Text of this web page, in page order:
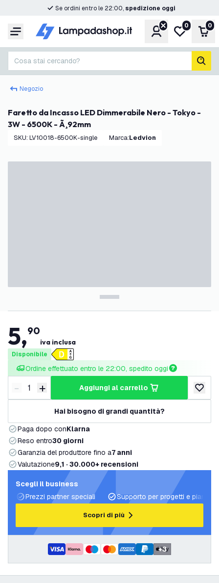
Se ordini entro le 22:00, spedizione oggi
Menu Account
Lista
0 0
Cosa stai cercando?
Negozio
Faretto da Incasso LED Dimmerabile Nero - Tokyo -
3W - 6500K - Ã¸92mm
SKU: LV10018-6500K-single Marca: Ledvion
5,90
iva inclusa
Disponibile
Ordine effettuato entro le 22:00, spedito oggi
Riduci quantità
- Aumenta quantità
+ aggiungi al carrello
Hai bisogno di grandi quantità?
Paga dopo conKlarna
Reso entro30 giorni
Garanzia del produttore fino a7 anni
Valutazione9,1 · 30.000+ recensioni
Scegli il business
Prezzi partner speciali
Supporto per progetti e piani di
Scopri di più
+3